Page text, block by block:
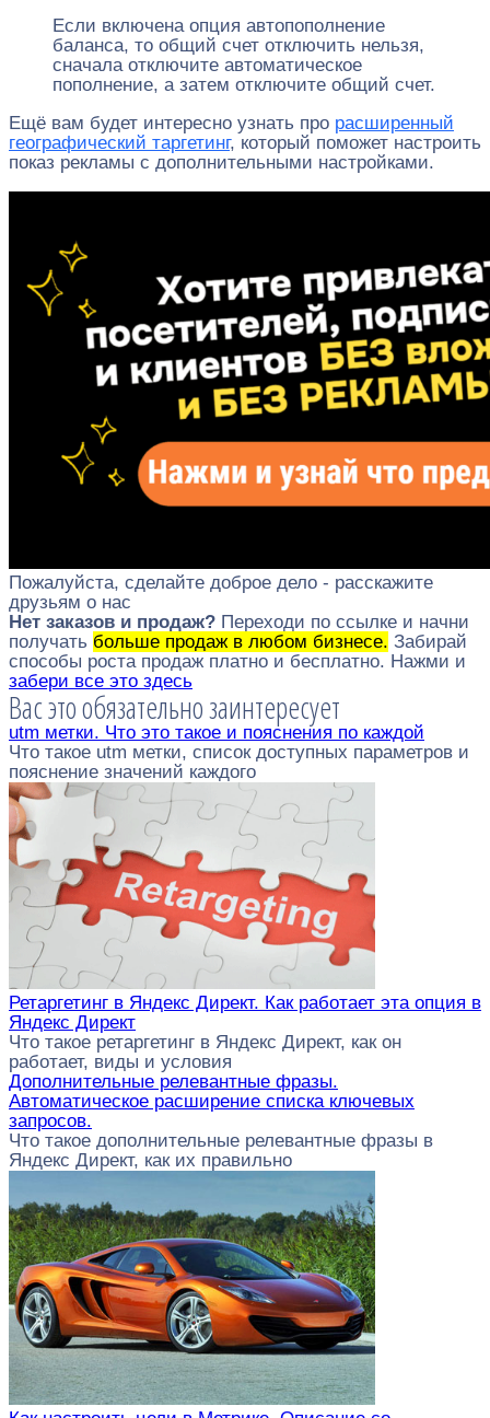
Если включена опция автопополнение
баланса, то общий счет отключить нельзя,
сначала отключите автоматическое
пополнение, а затем отключите общий счет.
Ещё вам будет интересно узнать про расширенный
географический таргетинг, который поможет настроить
показ рекламы с дополнительными настройками.
Пожалуйста, сделайте доброе дело - расскажите
друзьям о нас
Нет заказов и продаж? Переходи по ссылке и начни
получать больше продаж в любом бизнесе. Забирай
способы роста продаж платно и бесплатно. Нажми и
забери все это здесь
Вас это обязательно заинтересует
utm метки. Что это такое и пояснения по каждой
Что такое utm метки, список доступных параметров и
пояснение значений каждого
Ретаргетинг в Яндекс Директ. Как работает эта опция в
Яндекс Директ
Что такое ретаргетинг в Яндекс Директ, как он
работает, виды и условия
Дополнительные релевантные фразы.
Автоматическое расширение списка ключевых
запросов.
Что такое дополнительные релевантные фразы в
Яндекс Директ, как их правильно